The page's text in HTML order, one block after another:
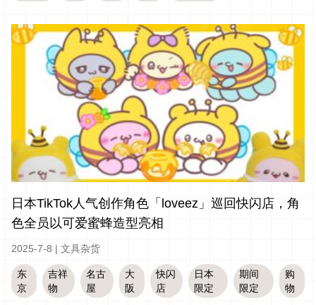
日本TikTok人气创作角色「loveez」巡回快闪店，角
色全员以可爱蜜蜂造型亮相
2025-7-8 | 文具杂货
东
京
吉祥
物
名古
屋
大
阪
快闪
店
日本
限定
期间
限定
购
物